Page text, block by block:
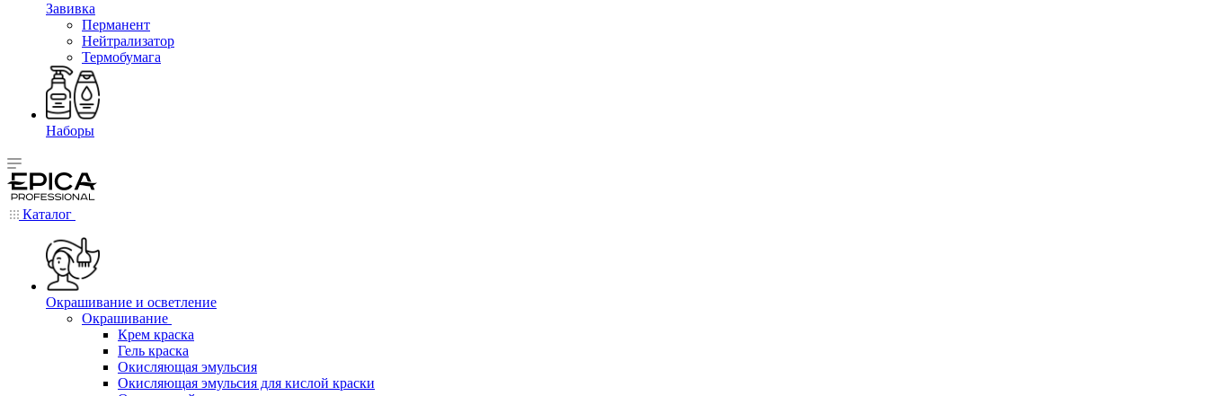
Завивка
Перманент
Нейтрализатор
Термобумага
Наборы
Каталог
Окрашивание и осветление
Окрашивание
Крем краска
Гель краска
Окисляющая эмульсия
Окисляющая эмульсия для кислой краски